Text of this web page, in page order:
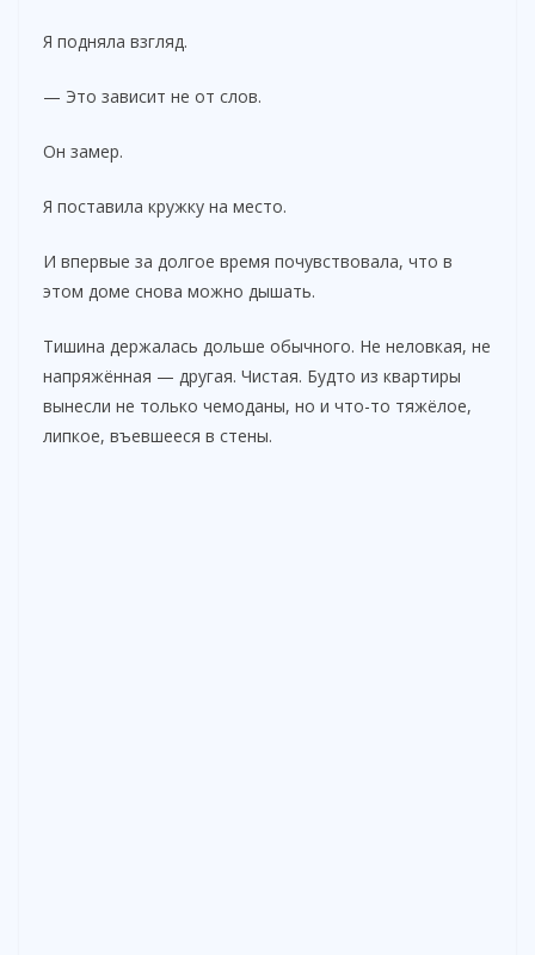
Я подняла взгляд.
— Это зависит не от слов.
Он замер.
Я поставила кружку на место.
И впервые за долгое время почувствовала, что в
этом доме снова можно дышать.
Тишина держалась дольше обычного. Не неловкая, не
напряжённая — другая. Чистая. Будто из квартиры
вынесли не только чемоданы, но и что-то тяжёлое,
липкое, въевшееся в стены.